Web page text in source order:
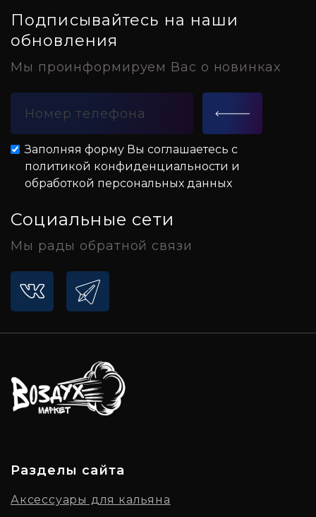
Подписывайтесь на наши
обновления
Мы проинформируем Вас о новинках
Заполняя форму Вы соглашаетесь с
политикой конфиденциальности и
обработкой персональных данных
Социальные сети
Мы рады обратной связи
Разделы сайта
Аксессуары для кальяна